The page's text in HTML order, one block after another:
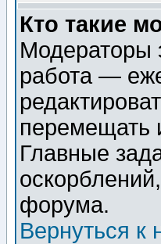
Кто такие
Модераторы
работа —
перемещать
Главные
форума.
Вернуться к